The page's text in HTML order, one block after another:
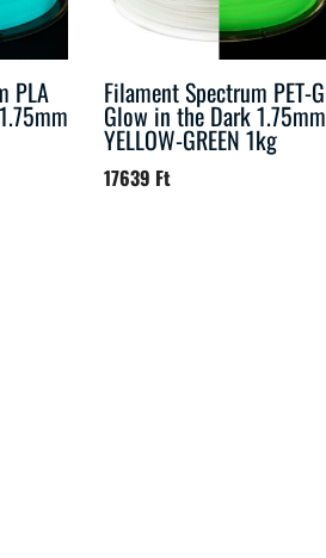
PLA Filament Spectrum PET-G
Glow in the Dark 1.75mm
YELLOW-GREEN 1kg
17639 Ft